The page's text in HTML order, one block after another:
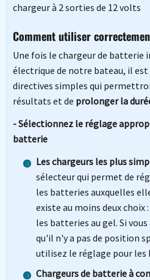
chargeur à 2 sorties de 12 volts
Comment utiliser
Une fois le chargeur de batterie
électrique de notre bateau, il est
directives simples qui
résultats et de prolonger la
- Sélectionnez le réglage
batterie
Les chargeurs les plus
sélecteur qui permet de
les batteries auxquelles
existe au moins deux
les batteries au gel. Si
qu'il n'y a pas de position
utilisez le réglage pour les
Chargeurs de batterie à